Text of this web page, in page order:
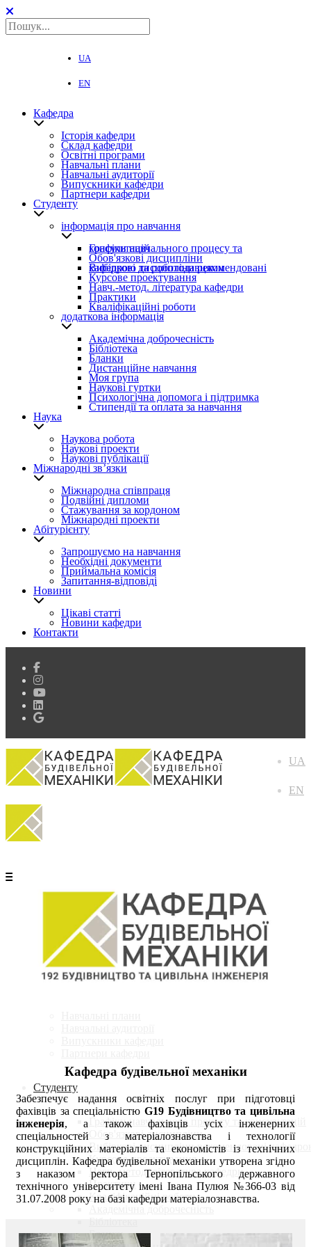
UA
EN
Кафедра
Історія кафедри
Склад кафедри
Освітні програми
Навчальні плани
Навчальні аудиторії
Випускники кафедри
Партнери кафедри
Студенту
інформація про навчання
Графіки навчального процесу та консультацій
Обов'язкові дисципліни
Вибіркові дисципліни рекомендовані кафедрою та роботодавцями
Курсове проектування
Навч.-метод. література кафедри
Практики
Кваліфікаційні роботи
додаткова інформація
Академічна доброчесність
Бібліотека
Бланки
Дистанційне навчання
Моя група
Наукові гуртки
Психологічна допомога і підтримка
Стипендії та оплата за навчання
Наука
Наукова робота
Наукові проекти
Наукові публікації
Міжнародні зв’язки
Міжнародна співпраця
Подвійні дипломи
Стажування за кордоном
Міжнародні проекти
Абітурієнту
Запрошуємо на навчання
Необхідні документи
Приймальна комісія
Запитання-відповіді
Новини
Цікаві статті
Новини кафедри
Контакти
UA
EN
Кафедра
Історія кафедри
Студенту
Графіки навчального процесу та консультацій
Обов'язкові дисципліни
Вибіркові дисципліни рекомендовані
Курсове проектування
Навч.-метод. література кафедри
Практики
Кваліфікаційні роботи
Бібліотека
Бланки
Кафедра будівельної механіки
Забезпечує надання освітніх послуг при підготовці
фахівців за спеціальністю G19 Будівництво та цивільна
інженерія, а також фахівців усіх інженерних
спеціальностей з матеріалознавства і технології
конструкційних матеріалів та економістів із технічних
дисциплін. Кафедра будівельної механіки утворена згідно
з наказом ректора Тернопільського державного
технічного університету імені Івана Пулюя №366-03 від
31.07.2008 року на базі кафедри матеріалознавства.